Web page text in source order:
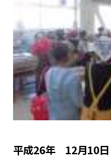
平成26年 12月10